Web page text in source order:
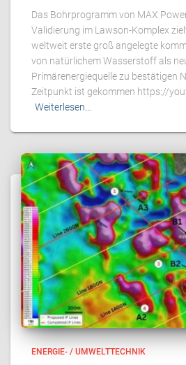
Das Bohrprogramm von MAX
Validierung im Lawson-Komplex
weltweit erste groß angelegte
von natürlichem Wasserstoff als
Primärenergiequelle zu bestätigen
Zeitpunkt ist gekommen https://
Weiterlesen…
ENERGIE- / UMWELTTECHNIK